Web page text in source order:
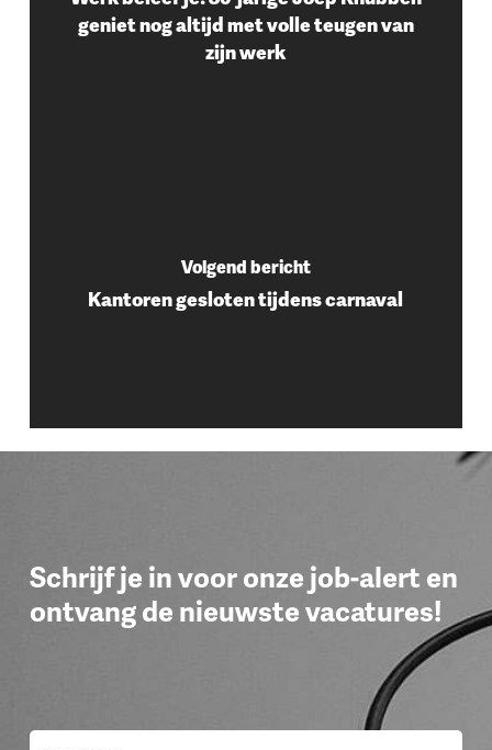
geniet nog altijd met volle teugen van
zijn werk
Volgend bericht
Kantoren gesloten tijdens carnaval
Schrijf je in voor onze job-alert en
ontvang de nieuwste vacatures!